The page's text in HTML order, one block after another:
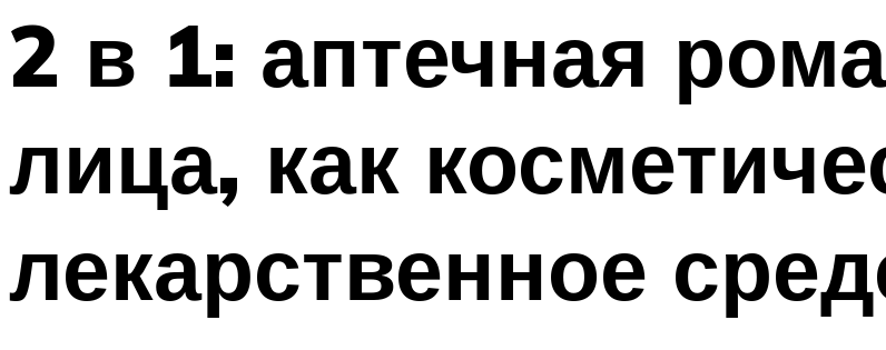
2 в 1: аптечная
лица, как
лекарственное